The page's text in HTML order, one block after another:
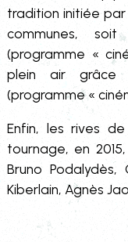
tradition initiée
communes,
(programme «
plein air grâce
(programme «
Enfin, les rives
tournage, en
Bruno
Kiberlain, Agnès